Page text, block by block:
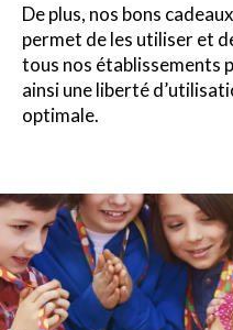
De plus, nos bons
permet de les utiliser et
tous nos établissements
ainsi une liberté
optimale.